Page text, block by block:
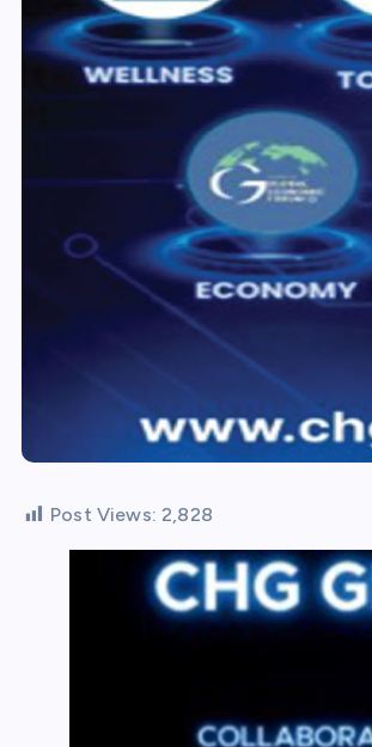
Post Views: 2,828